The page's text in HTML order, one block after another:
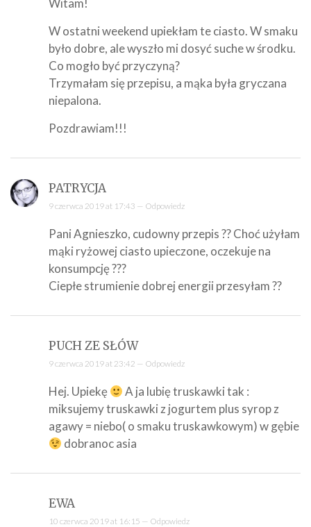
Witam!
W ostatni weekend upiekłam te ciasto. W smaku
było dobre, ale wyszło mi dosyć suche w środku.
Co mogło być przyczyną?
Trzymałam się przepisu, a mąka była gryczana
niepalona.
Pozdrawiam!!!
PATRYCJA
9 czerwca 2019 at 17:43 — Odpowiedz
Pani Agnieszko, cudowny przepis ?? Choć użyłam
mąki ryżowej ciasto upieczone, oczekuje na
konsumpcję ???
Ciepłe strumienie dobrej energii przesyłam ??
PUCH ZE SŁÓW
9 czerwca 2019 at 23:42 — Odpowiedz
Hej. Upiekę
A ja lubię truskawki tak :
miksujemy truskawki z jogurtem plus syrop z
agawy = niebo( o smaku truskawkowym) w gębie
dobranoc asia
EWA
10 czerwca 2019 at 16:15 — Odpowiedz